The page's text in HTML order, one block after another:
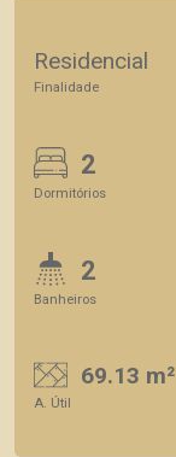
Residencial
Finalidade
2
Dormitórios
2
Banheiros
69.13 m²
A. Útil